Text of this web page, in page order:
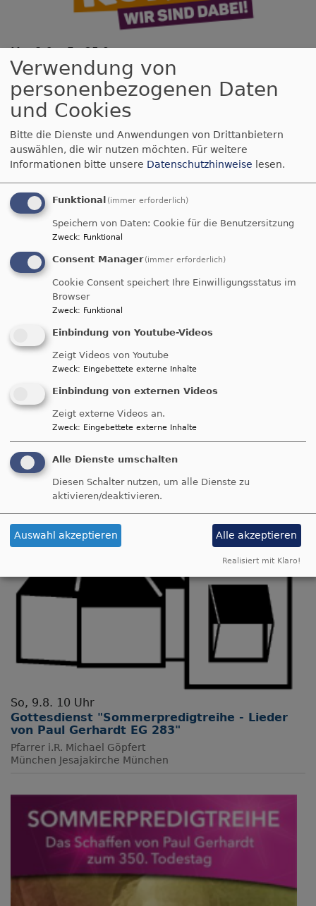
Mo, 8.6. - Fr, 25.9.
Anmeldung Konfi3
Angela Zielke
München Gustav-Adolf-Kirche München Ramersdorf
Mo, 3.8. - Fr, 7.8.
Kinder-Sommerferien-Programm - Anmeldung
erforderlich!
Angela Zielke
München
So, 9.8. 10 Uhr
Gottesdienst "Sommerpredigtreihe - Lieder
von Paul Gerhardt EG 283"
Pfarrer i.R. Michael Göpfert
München Jesajakirche München
Verwendung von
personenbezogenen Daten
und Cookies
Bitte die Dienste und Anwendungen von Drittanbietern
auswählen, die wir nutzen möchten. Für weitere
Informationen bitte unsere Datenschutzhinweise lesen.
Funktional (immer erforderlich)
Speichern von Daten: Cookie für die Benutzersitzung
Zweck: Funktional
Consent Manager (immer erforderlich)
Cookie Consent speichert Ihre Einwilligungsstatus im
Browser
Zweck: Funktional
Einbindung von Youtube-Videos
Zeigt Videos von Youtube
Zweck: Eingebettete externe Inhalte
Einbindung von externen Videos
Zeigt externe Videos an.
Zweck: Eingebettete externe Inhalte
Alle Dienste umschalten
Diesen Schalter nutzen, um alle Dienste zu
aktivieren/deaktivieren.
Auswahl akzeptieren Alle akzeptieren
Realisiert mit Klaro!